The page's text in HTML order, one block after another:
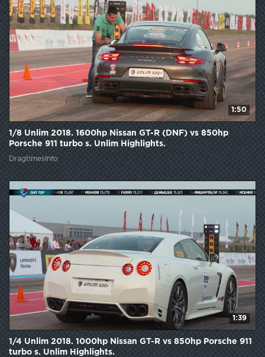
1:50
1/8 Unlim 2018. 1600hp Nissan GT-R (DNF) vs 850hp
Porsche 911 turbo s. Unlim Highlights.
DragtimesInfo
1:39
1/4 Unlim 2018. 1000hp Nissan GT-R vs 850hp Porsche 911
turbo s. Unlim Highlights.